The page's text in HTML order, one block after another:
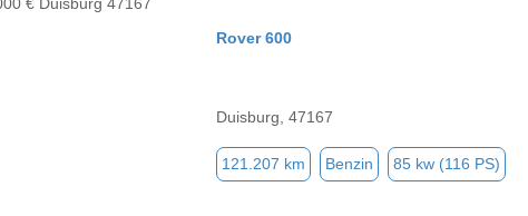
Rover 600
Duisburg, 47167
121.207 km Benzin 85 kw (116 PS)